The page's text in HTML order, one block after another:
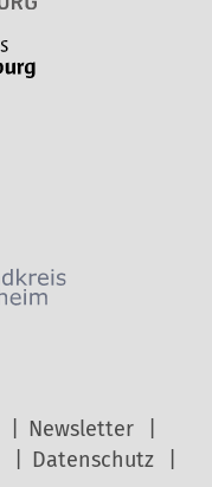
Newsletter
Datenschutz